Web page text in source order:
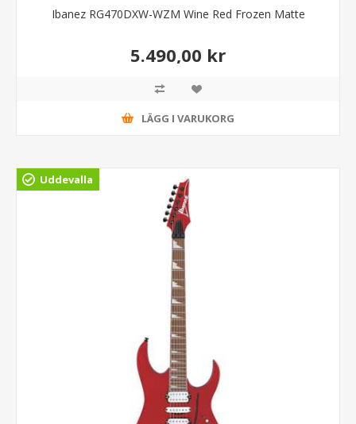
Ibanez RG470DXW-WZM Wine Red Frozen Matte
5.490,00 kr
LÄGG I VARUKORG
Uddevalla